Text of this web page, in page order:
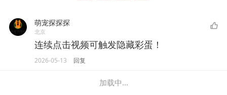
萌宠探探探
北京
连续点击视频可触发隐藏彩蛋！
2026-05-13 回复
加载中...